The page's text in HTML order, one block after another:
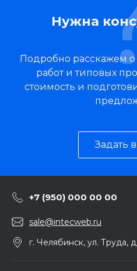
Нужна
Подробно расскажем о
работ и типовых
стоимость и
Задать
+7 (950) 000 00 00
sale@intecweb.ru
г. Челябинск, ул. Труда,